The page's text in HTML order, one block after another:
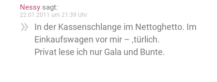
Nessy sagt:
22.01.2011 um 21:39 Uhr
In der Kassenschlange im Nettoghetto. Im
Einkaufswagen vor mir – ‚türlich.
Privat lese ich nur Gala und Bunte.